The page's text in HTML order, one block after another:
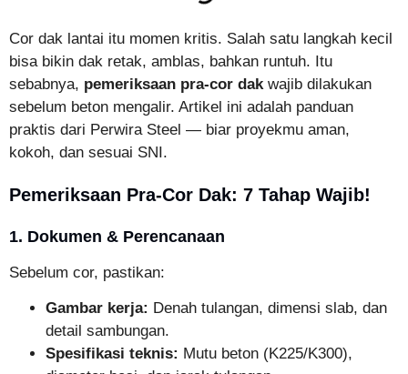
Cor dak lantai itu momen kritis. Salah satu langkah kecil
bisa bikin dak retak, amblas, bahkan runtuh. Itu
sebabnya, pemeriksaan pra-cor dak wajib dilakukan
sebelum beton mengalir. Artikel ini adalah panduan
praktis dari Perwira Steel — biar proyekmu aman,
kokoh, dan sesuai SNI.
Pemeriksaan Pra-Cor Dak: 7 Tahap Wajib!
1. Dokumen & Perencanaan
Sebelum cor, pastikan:
Gambar kerja: Denah tulangan, dimensi slab, dan
detail sambungan.
Spesifikasi teknis: Mutu beton (K225/K300),